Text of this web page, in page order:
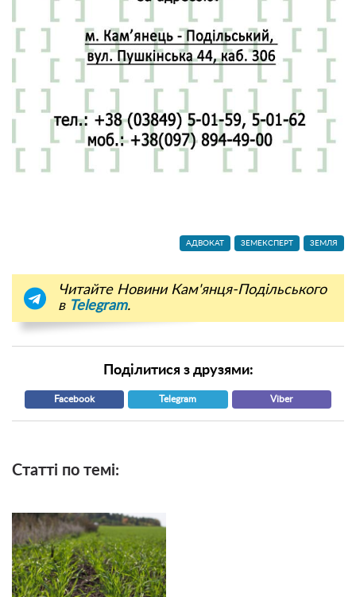
АДВОКАТ ЗЕМЕКСПЕРТ ЗЕМЛЯ
Читайте Новини Кам'янця-Подільського
в Telegram.
Поділитися з друзями:
Facebook Telegram Viber
Статті по темі: